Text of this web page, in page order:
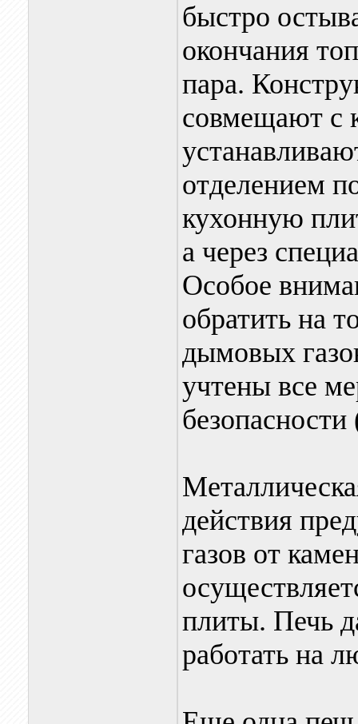
быстро
окончания
пара.
совмещают с
отделением
кухонную
а через
Особое
обратить на
дымовых
учтены все
действия
газов от
плиты. Печь
работать на